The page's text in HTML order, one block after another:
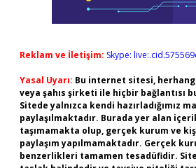
Reklam ve İletişim: Skype:
Yasal Uyarı: Bu internet sitesi,
veya şahıs şirketi ile hiçbir bağlantısı
Sitede yalnızca kendi hazırladığımız
paylaşılmaktadır. Burada yer alan
taşımamakta olup, gerçek kurum ve
paylaşım yapılmamaktadır. Gerçek
benzerlikleri tamamen tesadüfidir.